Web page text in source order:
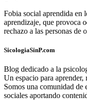
Fobia social aprendida en
aprendizaje, que provoca
rechazo a las personas de
SicologiaSinP.com
Blog dedicado a la
Un espacio para
Somos una comunidad de
sociales aportando